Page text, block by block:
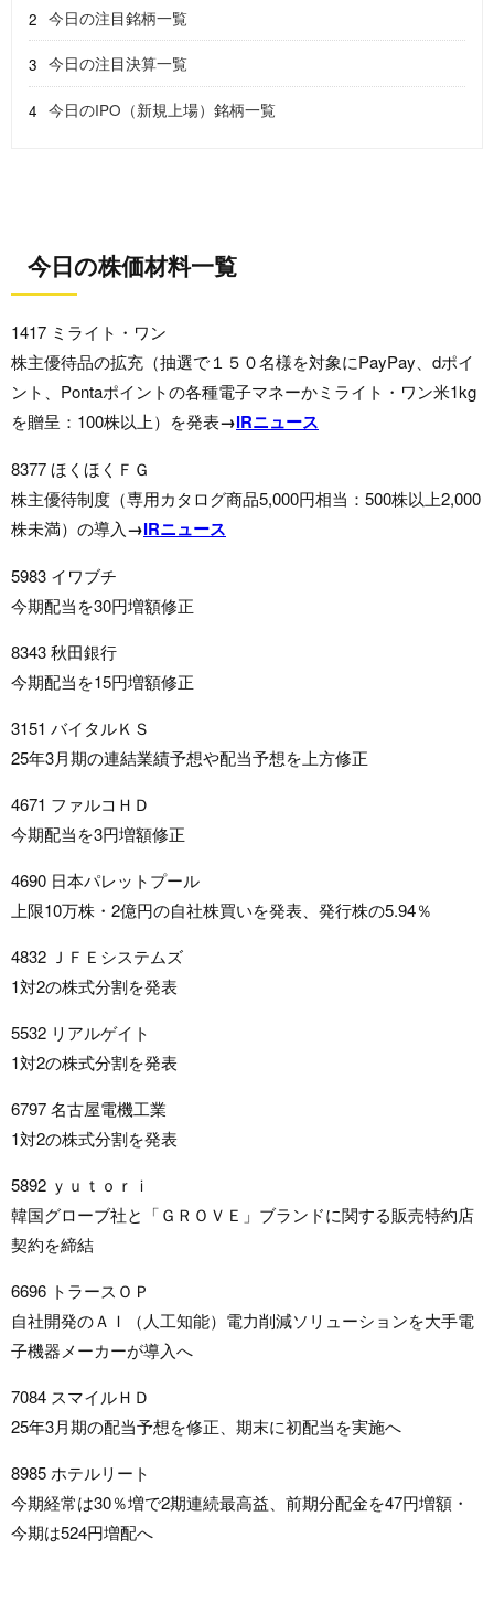
今日の注目銘柄一覧
今日の注目決算一覧
今日のIPO（新規上場）銘柄一覧
今日の株価材料一覧
1417 ミライト・ワン
株主優待品の拡充（抽選で１５０名様を対象にPayPay、dポイ
ント、Pontaポイントの各種電子マネーかミライト・ワン米1kg
を贈呈：100株以上）を発表→IRニュース
8377 ほくほくＦＧ
株主優待制度（専用カタログ商品5,000円相当：500株以上2,000
株未満）の導入→IRニュース
5983 イワブチ
今期配当を30円増額修正
8343 秋田銀行
今期配当を15円増額修正
3151 バイタルＫＳ
25年3月期の連結業績予想や配当予想を上方修正
4671 ファルコＨＤ
今期配当を3円増額修正
4690 日本パレットプール
上限10万株・2億円の自社株買いを発表、発行株の5.94％
4832 ＪＦＥシステムズ
1対2の株式分割を発表
5532 リアルゲイト
1対2の株式分割を発表
6797 名古屋電機工業
1対2の株式分割を発表
5892 ｙｕｔｏｒｉ
韓国グローブ社と「ＧＲＯＶＥ」ブランドに関する販売特約店
契約を締結
6696 トラースＯＰ
自社開発のＡＩ（人工知能）電力削減ソリューションを大手電
子機器メーカーが導入へ
7084 スマイルＨＤ
25年3月期の配当予想を修正、期末に初配当を実施へ
8985 ホテルリート
今期経常は30％増で2期連続最高益、前期分配金を47円増額・
今期は524円増配へ